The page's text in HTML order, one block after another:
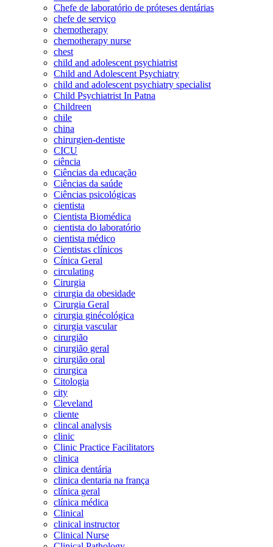
Chefe de laboratório de próteses dentárias
chefe de serviço
chemotherapy
chemotherapy nurse
chest
child and adolescent psychiatrist
Child and Adolescent Psychiatry
child and adolescent psychiatry specialist
Child Psychiatrist In Patna
Childreen
chile
china
chirurgien-dentiste
CICU
ciência
Ciências da educação
Ciências da saúde
Ciências psicológicas
cientista
Cientista Biomédica
cientista do laboratório
cientista médico
Cientistas clínicos
Cínica Geral
circulating
Cirurgia
cirurgia da obesidade
Cirurgia Geral
cirurgia ginécológica
cirurgia vascular
cirurgião
cirurgião geral
cirurgião oral
cirurgica
Citologia
city
Cleveland
cliente
clincal analysis
clinic
Clinic Practice Facilitators
clinica
clinica dentária
clinica dentaria na frança
clínica geral
clínica médica
Clinical
clinical instructor
Clinical Nurse